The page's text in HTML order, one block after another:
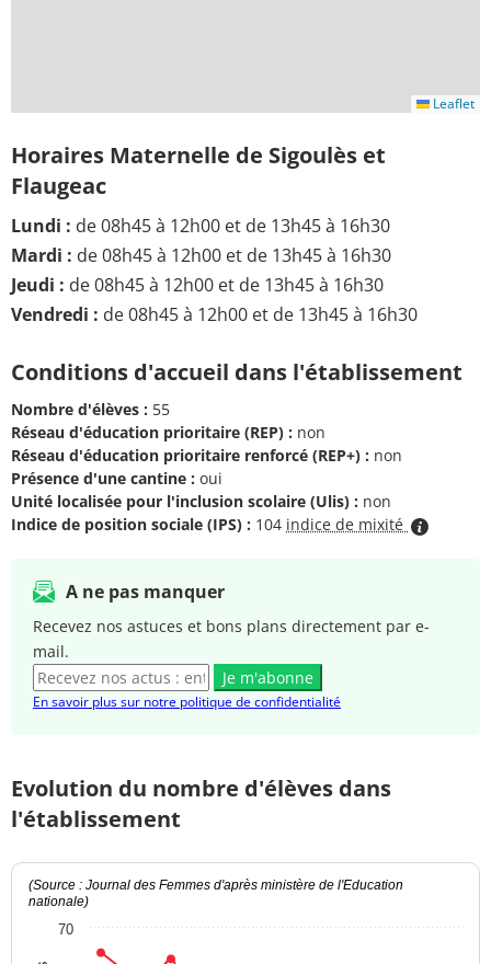
Leaflet
Horaires Maternelle de Sigoulès et
Flaugeac
Lundi : de 08h45 à 12h00 et de 13h45 à 16h30
Mardi : de 08h45 à 12h00 et de 13h45 à 16h30
Jeudi : de 08h45 à 12h00 et de 13h45 à 16h30
Vendredi : de 08h45 à 12h00 et de 13h45 à 16h30
Conditions d'accueil dans l'établissement
Nombre d'élèves : 55
Réseau d'éducation prioritaire (REP) : non
Réseau d'éducation prioritaire renforcé (REP+) : non
Présence d'une cantine : oui
Unité localisée pour l'inclusion scolaire (Ulis) : non
Indice de position sociale (IPS) : 104 indice de mixité
A ne pas manquer
Recevez nos astuces et bons plans directement par e-
mail.
Je m'abonne
En savoir plus sur notre politique de confidentialité
Evolution du nombre d'élèves dans
l'établissement
(Source : Journal des Femmes d'après ministère de l'Education
nationale)
70